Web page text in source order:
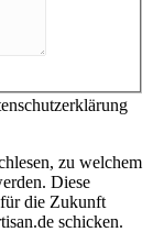
zu welchem
Diese
die Zukunft
schicken.